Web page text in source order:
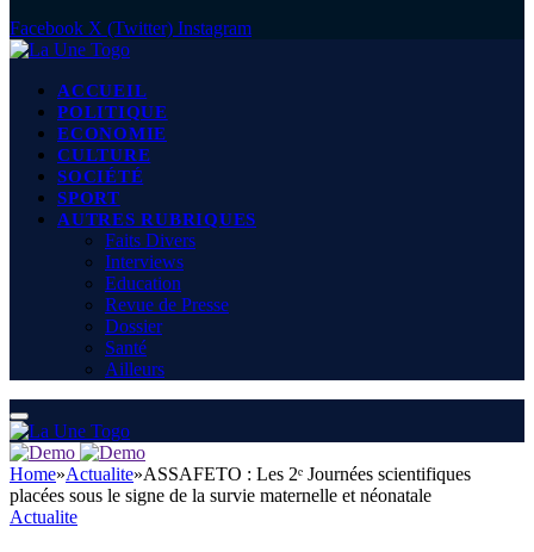
Facebook X (Twitter) Instagram
ACCUEIL
POLITIQUE
ECONOMIE
CULTURE
SOCIÉTÉ
SPORT
AUTRES RUBRIQUES
Faits Divers
Interviews
Education
Revue de Presse
Dossier
Santé
Ailleurs
Home»Actualite»ASSAFETO : Les 2ᵉ Journées scientifiques
placées sous le signe de la survie maternelle et néonatale
Actualite